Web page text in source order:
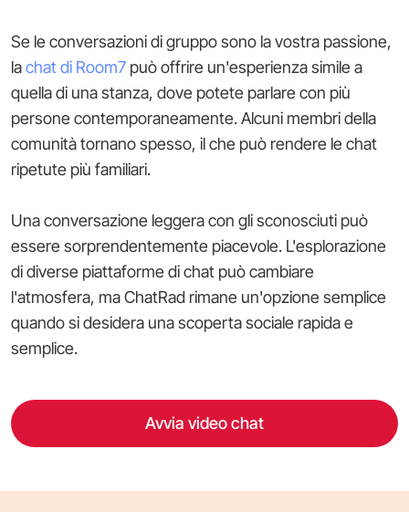
Se le conversazioni di gruppo sono la vostra passione,
lachat di Room7 può offrire un'esperienza simile a
quella di una stanza, dove potete parlare con più
persone contemporaneamente. Alcuni membri della
comunità tornano spesso, il che può rendere le chat
ripetute più familiari.
Una conversazione leggera con gli sconosciuti può
essere sorprendentemente piacevole. L'esplorazione
di diverse piattaforme di chat può cambiare
l'atmosfera, ma ChatRad rimane un'opzione semplice
quando si desidera una scoperta sociale rapida e
semplice.
Avvia video chat